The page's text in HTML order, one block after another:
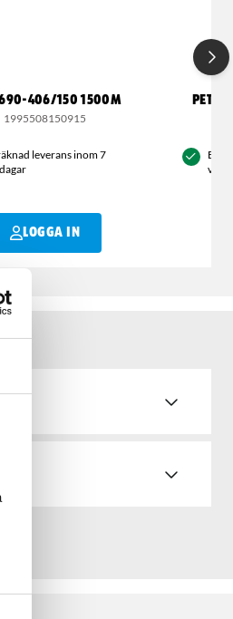
406/150 1500M
1995508150915
leverans inom 7
LOGGA IN
PET-